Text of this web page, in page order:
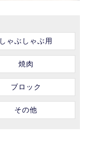
しゃぶしゃぶ用
焼肉
ブロック
その他